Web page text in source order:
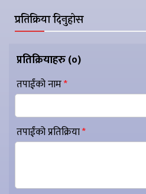
प्रतिक्रिया दिनुहोस
प्रतिक्रियाहरु (०)
तपाईंको नाम*
तपाईंको प्रतिक्रिया*